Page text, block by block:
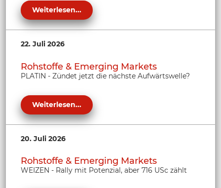
Weiterlesen...
22. Juli 2026
Rohstoffe & Emerging Markets
PLATIN - Zündet jetzt die nächste Aufwärtswelle?
Weiterlesen...
20. Juli 2026
Rohstoffe & Emerging Markets
WEIZEN - Rally mit Potenzial, aber 716 USc zählt